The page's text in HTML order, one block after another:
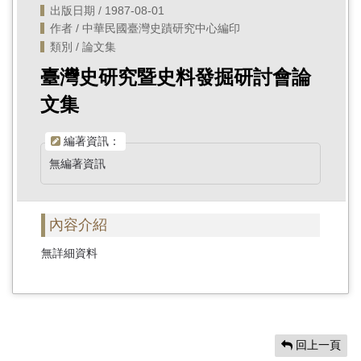
出版日期 / 1987-08-01
作者 / 中華民國臺灣史蹟研究中心編印
類別 / 論文集
臺灣史研究暨史料發掘研討會論
文集
編著資訊：
無編著資訊
內容介紹
無詳細資料
回上一頁